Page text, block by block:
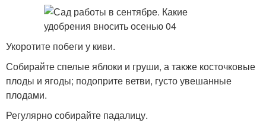
Укоротите побеги у киви.
Собирайте спелые яблоки и груши, а также косточковые
плоды и ягоды; подоприте ветви, густо увешанные
плодами.
Регулярно собирайте падалицу.